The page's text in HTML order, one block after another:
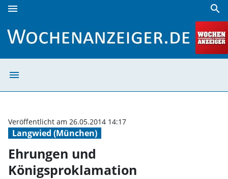
menu search
menu
Langwied (München)
Veröffentlicht am 26.05.2014 14:17
Ehrungen und
Königsproklamation